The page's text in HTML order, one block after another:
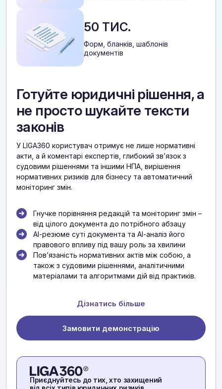
50 ТИС.
Форм, бланків, шаблонів
документів
Готуйте юридичні рішення, а
не просто шукайте тексти
законів
У LIGA360 користувач отримує не лише нормативні
акти, а й коментарі експертів, глибокий звʼязок з
судовими рішеннями та іншими НПА, вирішення
нормативних ризиків для бізнесу та автоматичний
моніторинг змін.
Гнучке порівняння редакцій та моніторинг змін –
від цілого документа до потрібного абзацу
АІ-резюме суті документа та АІ-аналіз його
правового впливу під вашу роль за хвилини
Повʼязаність нормативних актів між собою, а
також з судовими рішеннями, аналітичними
матеріалами та алгоритмами дій від практиків.
Дізнатись більше
Замовити демонстрацію
Приєднуйтесь до тих, хто захищений